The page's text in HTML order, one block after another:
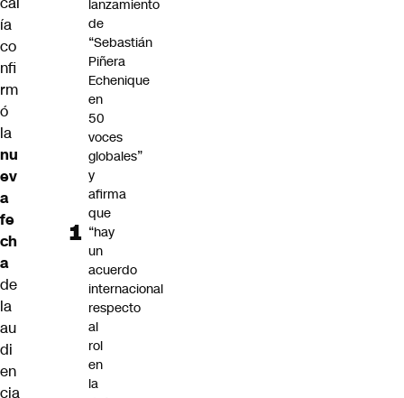
ía
co
nfi
rm
ó
la
nu
ev
a
fe
ch
a
de
la
au
di
en
cia
lanzamiento
de
“Sebastián
Piñera
Echenique
en
50
voces
globales”
y
afirma
que
“hay
un
acuerdo
internacional
respecto
al
rol
en
la